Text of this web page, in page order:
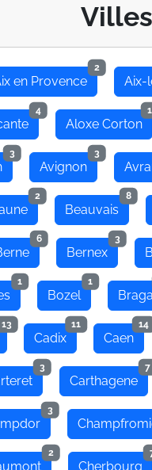
Villes
en Provence
2
Aix-
4
Aloxe Corton
3
Avignon
3
2
Beauvais
8
6
Bernex
3
1
Bozel
1
Braga
13
Cadix
11
Caen
14
3
Carthagene
7
3
2
Cherbourg